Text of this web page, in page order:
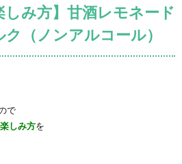
しみ方】甘酒レモネード
（ノンアルコール）
で
しみ方を